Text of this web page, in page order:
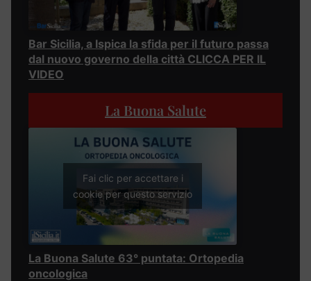
Bar Sicilia, a Ispica la sfida per il futuro passa
dal nuovo governo della città CLICCA PER IL
VIDEO
La Buona Salute
Fai clic per accettare i
cookie per questo servizio
La Buona Salute 63° puntata: Ortopedia
oncologica